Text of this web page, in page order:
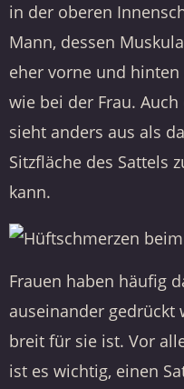
in der oberen
Mann, dessen
eher vorne und
wie bei der Frau.
sieht anders aus als
Sitzfläche des Sattels
kann.
Frauen haben häufig
auseinander gedrückt
breit für sie ist. Vor
ist es wichtig, einen